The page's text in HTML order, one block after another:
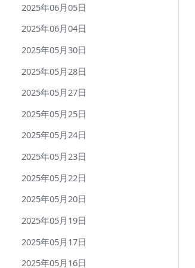
2025年06月05日
2025年06月04日
2025年05月30日
2025年05月28日
2025年05月27日
2025年05月25日
2025年05月24日
2025年05月23日
2025年05月22日
2025年05月20日
2025年05月19日
2025年05月17日
2025年05月16日